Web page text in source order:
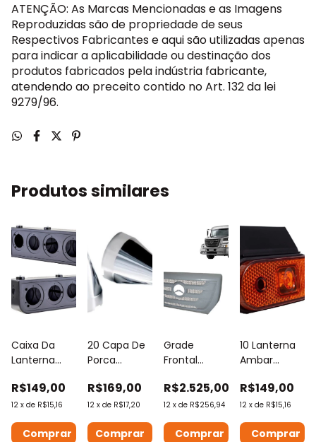
ATENÇÃO: As Marcas Mencionadas e as Imagens
Reproduzidas são de propriedade de seus
Respectivos Fabricantes e aqui são utilizadas apenas
para indicar a aplicabilidade ou destinação dos
produtos fabricados pela indústria fabricante,
atendendo ao preceito contido no Art. 132 da lei
9279/96.
Produtos similares
Caixa Da
Lanterna
Traseira
Carreta
Randon Sem
Aba
R$149,00
12 x de R$15,16
20 Capa De
Porca
Americana
Para
Caminhão
R$169,00
12 x de R$17,20
Comprar
Grade
Frontal
Mercedes
Atron 1419 /
1635 / 2324
R$2.525,00
12 x de R$256,94
10 Lanterna
Ambar
Caminhão
Carreta Bau
3 Led
R$149,00
12 x de R$15,16